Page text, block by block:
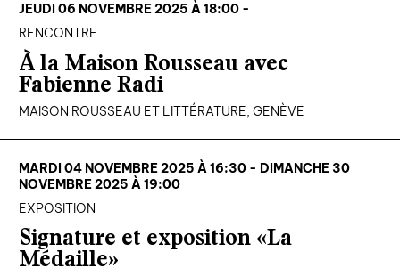
JEUDI 06 NOVEMBRE 2025 À 18:00 -
RENCONTRE
À la Maison Rousseau avec
Fabienne Radi
MAISON ROUSSEAU ET LITTÉRATURE, GENÈVE
MARDI 04 NOVEMBRE 2025 À 16:30 - DIMANCHE 30
NOVEMBRE 2025 À 19:00
EXPOSITION
Signature et exposition «La
Médaille»